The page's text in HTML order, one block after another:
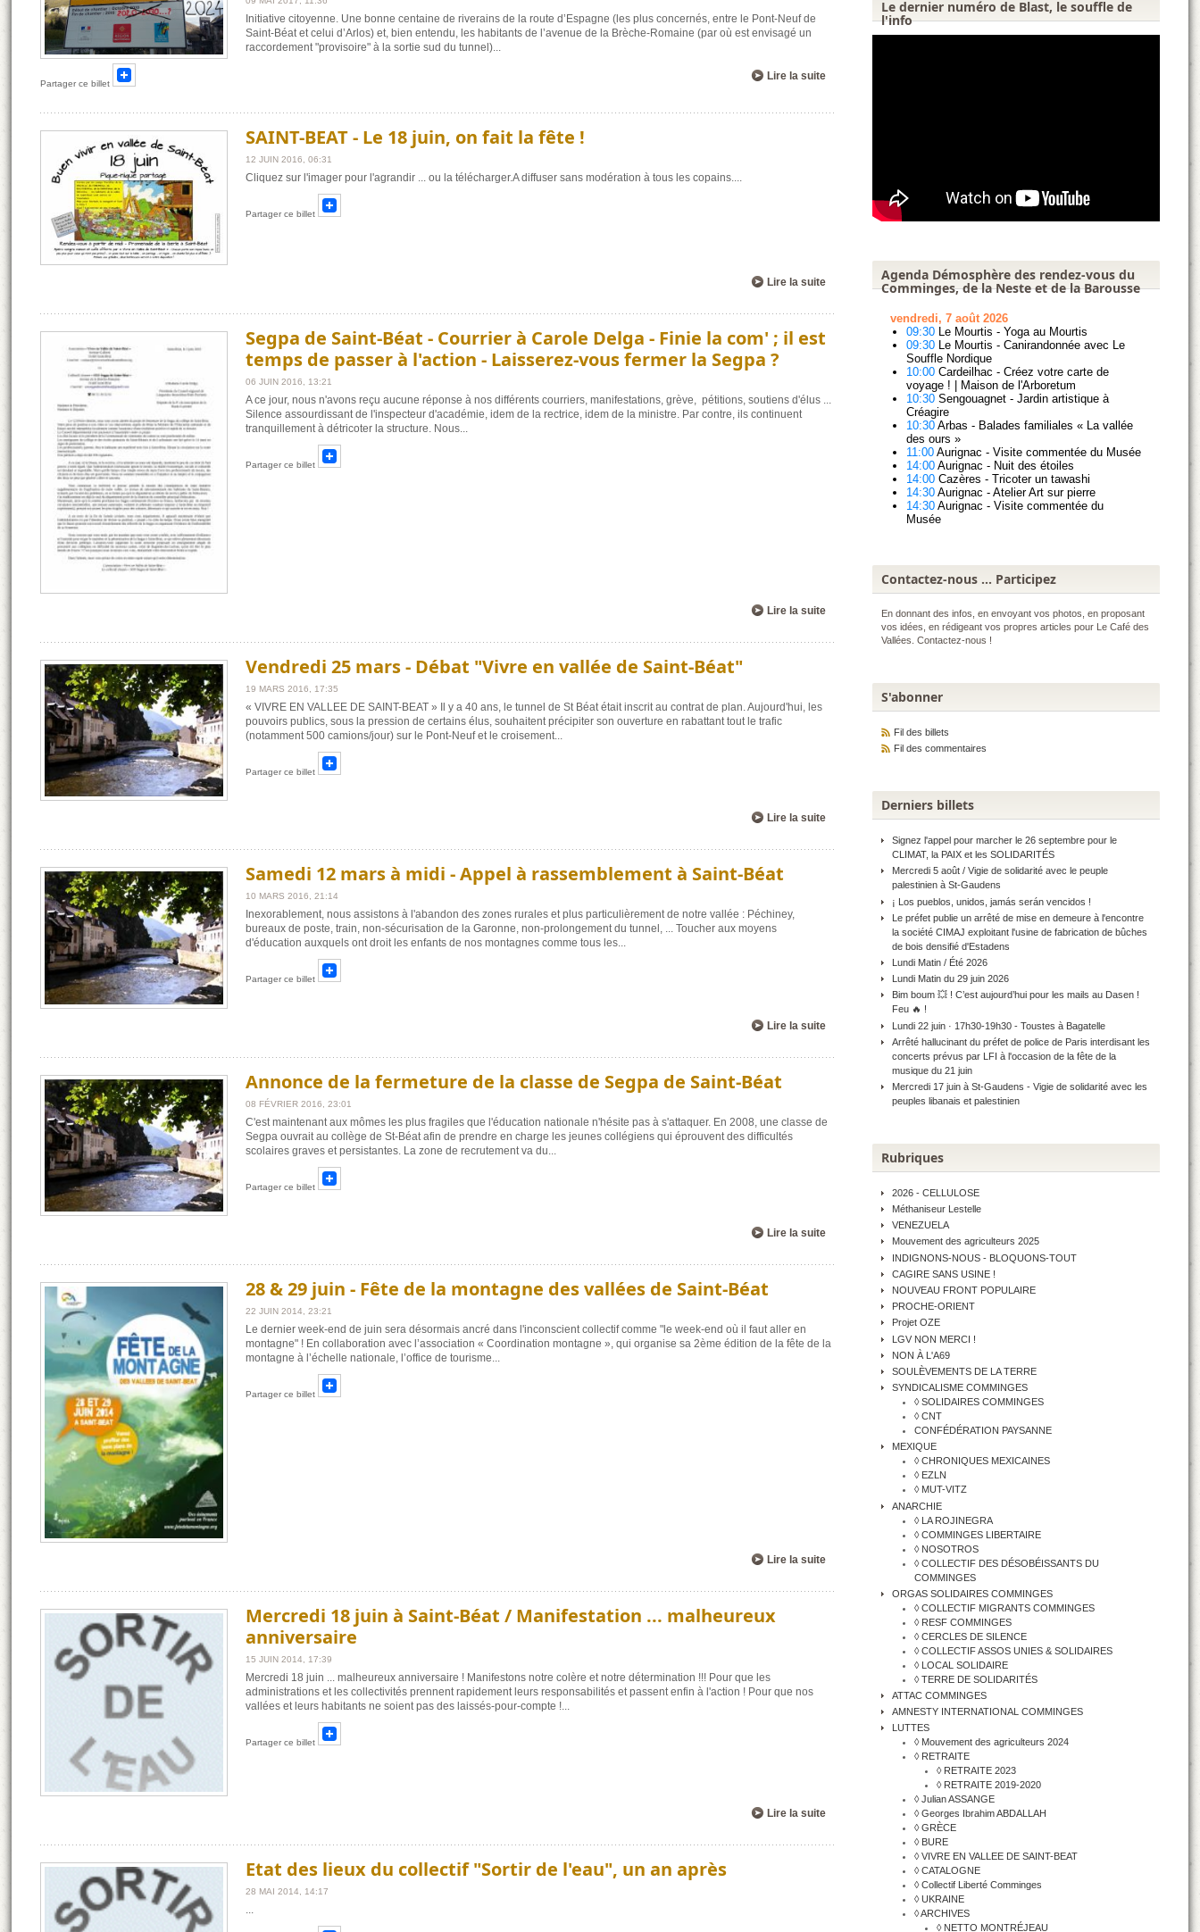
Initiative citoyenne. Une bonne centaine de riverains de la route d’Espagne (les plus concernés, entre le Pont-Neuf de
Saint-Béat et celui d’Arlos) et, bien entendu, les habitants de l’avenue de la Brèche-Romaine (par où est envisagé un
raccordement "provisoire" à la sortie sud du tunnel)...
Lire la suite
Partager ce billet
SAINT-BEAT - Le 18 juin, on fait la fête !
12 JUIN 2016, 06:31
Cliquez sur l'imager pour l'agrandir ... ou la télécharger.A diffuser sans modération à tous les copains....
Lire la suite
Partager ce billet
Segpa de Saint-Béat - Courrier à Carole Delga - Finie la com' ; il est
temps de passer à l'action - Laisserez-vous fermer la Segpa ?
06 JUIN 2016, 13:21
A ce jour, nous n'avons reçu aucune réponse à nos différents courriers, manifestations, grève, pétitions, soutiens d'élus ...
Silence assourdissant de l'inspecteur d'académie, idem de la rectrice, idem de la ministre. Par contre, ils continuent
tranquillement à détricoter la structure. Nous...
Lire la suite
Partager ce billet
Vendredi 25 mars - Débat "Vivre en vallée de Saint-Béat"
19 MARS 2016, 17:35
« VIVRE EN VALLEE DE SAINT-BEAT » Il y a 40 ans, le tunnel de St Béat était inscrit au contrat de plan. Aujourd'hui, les
pouvoirs publics, sous la pression de certains élus, souhaitent précipiter son ouverture en rabattant tout le trafic
(notamment 500 camions/jour) sur le Pont-Neuf et le croisement...
Lire la suite
Partager ce billet
Samedi 12 mars à midi - Appel à rassemblement à Saint-Béat
10 MARS 2016, 21:14
Inexorablement, nous assistons à l'abandon des zones rurales et plus particulièrement de notre vallée : Péchiney,
bureaux de poste, train, non-sécurisation de la Garonne, non-prolongement du tunnel, ... Toucher aux moyens
d'éducation auxquels ont droit les enfants de nos montagnes comme tous les...
Lire la suite
Partager ce billet
Annonce de la fermeture de la classe de Segpa de Saint-Béat
08 FÉVRIER 2016, 23:01
C'est maintenant aux mômes les plus fragiles que l'éducation nationale n'hésite pas à s'attaquer. En 2008, une classe de
Segpa ouvrait au collège de St-Béat afin de prendre en charge les jeunes collégiens qui éprouvent des difficultés
scolaires graves et persistantes. La zone de recrutement va du
Lire la suite
Partager ce billet
28 & 29 juin - Fête de la montagne des vallées de Saint-Béat
22 JUIN 2014, 23:21
Le dernier week-end de juin sera désormais ancré dans l'inconscient collectif comme "le week-end où il faut aller en
montagne" ! En collaboration avec l’association « Coordination montagne », qui organise sa 2ème édition de la fête de la
montagne à l’échelle nationale, l’office de tourisme...
Lire la suite
Partager ce billet
Mercredi 18 juin à Saint-Béat / Manifestation ... malheureux
anniversaire
15 JUIN 2014, 17:39
Mercredi 18 juin ... malheureux anniversaire ! Manifestons notre colère et notre détermination !!! Pour que les
administrations et les collectivités prennent rapidement leurs responsabilités et passent enfin à l'action ! Pour que nos
vallées et leurs habitants ne soient pas des laissés-pour-compte !...
Lire la suite
Partager ce billet
Etat des lieux du collectif "Sortir de l'eau", un an après
28 MAI 2014, 14:17
...
Le dernier numéro de Blast, le souffle de
l'info
Agenda Démosphère des rendez-vous du
Comminges, de la Neste et de la Barousse
Contactez-nous ... Participez
En donnant des infos, en envoyant vos photos, en proposant
vos idées, en rédigeant vos propres articles pour Le Café des
Vallées. Contactez-nous !
S'abonner
Fil des billets
Fil des commentaires
Derniers billets
Signez l'appel pour marcher le 26 septembre pour le
CLIMAT, la PAIX et les SOLIDARITÉS
Mercredi 5 août / Vigie de solidarité avec le peuple
palestinien à St-Gaudens
¡ Los pueblos, unidos, jamás serán vencidos !
Le préfet publie un arrêté de mise en demeure à l'encontre
la société CIMAJ exploitant l'usine de fabrication de bûches
de bois densifié d'Estadens
Lundi Matin / Été 2026
Lundi Matin du 29 juin 2026
Bim boum 💥 ! C’est aujourd’hui pour les mails au Dasen !
Feu 🔥 !
Lundi 22 juin · 17h30-19h30 - Toustes à Bagatelle
Arrêté hallucinant du préfet de police de Paris interdisant les
concerts prévus par LFI à l'occasion de la fête de la
musique du 21 juin
Mercredi 17 juin à St-Gaudens - Vigie de solidarité avec les
peuples libanais et palestinien
Rubriques
2026 - CELLULOSE
Méthaniseur Lestelle
VENEZUELA
Mouvement des agriculteurs 2025
INDIGNONS-NOUS - BLOQUONS-TOUT
CAGIRE SANS USINE !
NOUVEAU FRONT POPULAIRE
PROCHE-ORIENT
Projet OZE
LGV NON MERCI !
NON À L'A69
SOULÈVEMENTS DE LA TERRE
SYNDICALISME COMMINGES
◊ SOLIDAIRES COMMINGES
◊ CNT
CONFÉDÉRATION PAYSANNE
MEXIQUE
◊ CHRONIQUES MEXICAINES
◊ EZLN
◊ MUT-VITZ
ANARCHIE
◊ LA ROJINEGRA
◊ COMMINGES LIBERTAIRE
◊ NOSOTROS
◊ COLLECTIF DES DÉSOBÉISSANTS DU
COMMINGES
ORGAS SOLIDAIRES COMMINGES
◊ COLLECTIF MIGRANTS COMMINGES
◊ RESF COMMINGES
◊ CERCLES DE SILENCE
◊ COLLECTIF ASSOS UNIES & SOLIDAIRES
◊ LOCAL SOLIDAIRE
◊ TERRE DE SOLIDARITÉS
ATTAC COMMINGES
AMNESTY INTERNATIONAL COMMINGES
LUTTES
◊ Mouvement des agriculteurs 2024
◊ RETRAITE
◊ RETRAITE 2023
◊ RETRAITE 2019-2020
◊ Julian ASSANGE
◊ Georges Ibrahim ABDALLAH
◊ GRÈCE
◊ BURE
◊ VIVRE EN VALLEE DE SAINT-BEAT
◊ CATALOGNE
◊ Collectif Liberté Comminges
◊ UKRAINE
◊ ARCHIVES
◊ NETTO MONTRÉJEAU